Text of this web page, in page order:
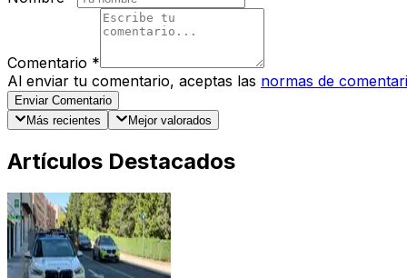
Comentario *
Al enviar tu comentario, aceptas las normas de
Enviar Comentario
Más recientes
Mejor valorados
Artículos Destacados